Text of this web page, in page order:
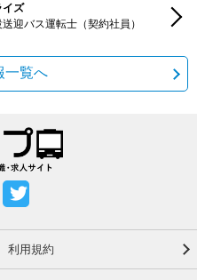
イズ
迎バス運転士（契約社員）
一覧へ
利用規約